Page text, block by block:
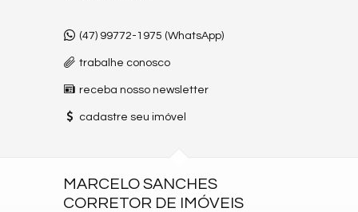
(47) 99772-1975 (WhatsApp)
trabalhe conosco
receba nosso newsletter
cadastre seu imóvel
MARCELO SANCHES
CORRETOR DE IMÓVEIS